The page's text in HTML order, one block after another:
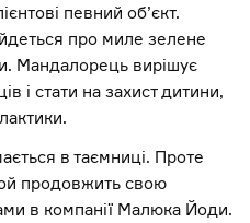
певний об’єкт.
про миле зелене
Мандалорець вирішує
і стати на захист дитини,
в таємниці. Проте
продовжить свою
в компанії Малюка Йоди.